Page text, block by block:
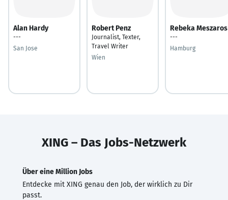
Alan Hardy
---
San Jose
Robert Penz
Journalist, Texter,
Travel Writer
Wien
Rebeka Meszaros
---
Hamburg
XING – Das Jobs-Netzwerk
Über eine Million Jobs
Entdecke mit XING genau den Job, der wirklich zu Dir
passt.